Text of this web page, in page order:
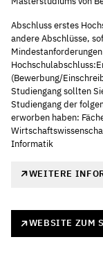
Abschluss erstes
andere Abschlüsse,
(Bewerbung/
Studiengang sollten
Studiengang der
erworben haben:
Informatik
WEITERE
WEBSITE ZUM